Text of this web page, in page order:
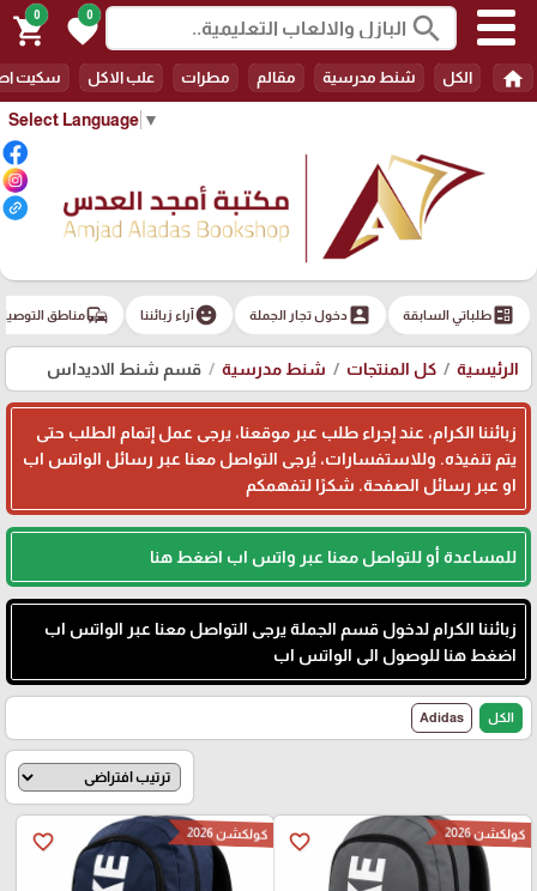
Select Language ▼
search
0
favorite
0
shopping_cart
home الكل شنط مدرسية مقالم مطرات علب الاكل سكيت
ballotطلباتي السابقة account_boxدخول تجار الجملة emoji_emotionsآراء زبائننا commuteمناطق
الرئيسية كل المنتجات شنط مدرسية قسم شنط الاديداس
زبائننا الكرام، عند إجراء طلب عبر موقعنا، يرجى عمل إتمام الطلب حتى
يتم تنفيذه. وللاستفسارات، يُرجى التواصل معنا عبر رسائل الواتس اب
او عبر رسائل الصفحة. شكرًا لتفهمكم
للمساعدة أو للتواصل معنا عبر واتس اب اضغط هنا
زبائننا الكرام لدخول قسم الجملة يرجى التواصل معنا عبر الواتس اب
اضغط هنا للوصول الى الواتس اب
الكل Adidas
favorite_border كولكشن 2026 favorite_border كولكشن 2026